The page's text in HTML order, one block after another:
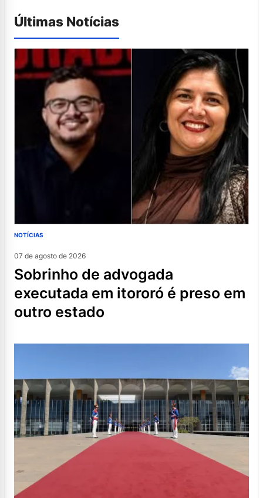
Últimas Notícias
NOTÍCIAS
07 de agosto de 2026
sobrinho de advogada
executada em itororó é preso em
outro estado